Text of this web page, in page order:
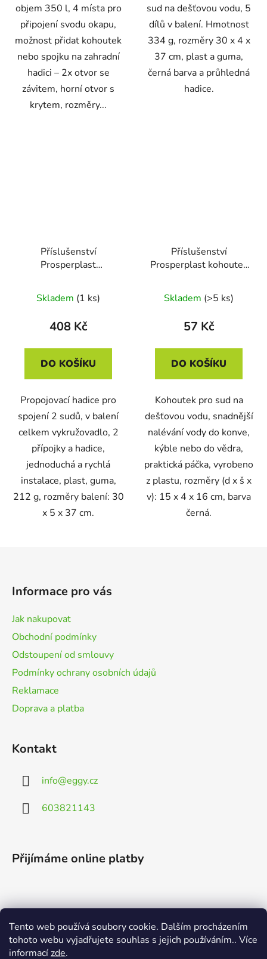
Tento web používá soubory cookie. Dalším procházením
tohoto webu vyjadřujete souhlas s jejich používáním.. Více
informacízde.
objem 350 l, 4 místa pro
připojení svodu okapu,
možnost přidat kohoutek
nebo spojku na zahradní
hadici – 2x otvor se
závitem, horní otvor s
krytem, rozměry...
sud na dešťovou vodu, 5
dílů v balení. Hmotnost
334 g, rozměry 30 x 4 x
37 cm, plast a guma,
černá barva a průhledná
hadice.
Příslušenství
Prosperplast
sudu na dešť. vodu
ICANSET 8 (4 díly)
Skladem (1 ks)
408 Kč
DO KOŠÍKU
Propojovací hadice pro
spojení 2 sudů, v balení
celkem vykružovadlo, 2
přípojky a hadice,
jednoduchá a rychlá
instalace, plast, guma,
212 g, rozměry balení: 30
x 5 x 37 cm.
Příslušenství
Prosperplast kohoutek
vodu CANTAP 2 černý
Skladem (>5 ks)
57 Kč
DO KOŠÍKU
Kohoutek pro sud na
dešťovou vodu, snadnější
nalévání vody do konve,
kýble nebo do vědra,
praktická páčka, vyrobeno
z plastu, rozměry (d x š x
v): 15 x 4 x 16 cm, barva
černá.
Informace pro vás
Jak nakupovat
Obchodní podmínky
Odstoupení od smlouvy
Podmínky ochrany osobních údajů
Reklamace
Doprava a platba
Kontakt
info@eggy.cz
603821143
Přijímáme online platby
Vyhledávání